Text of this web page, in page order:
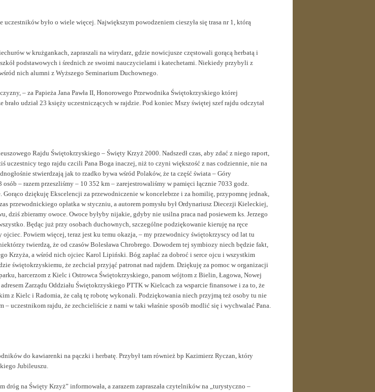
było o wiele więcej. Największym powodzeniem cieszyła się trasa nr 1, którą
w krużgankach, zapraszali na wirydarz, gdzie nowicjusze częstowali gorącą herbatą i
podstawowych i średnich ze swoimi nauczycielami i katechetami. Niekiedy przybyli z
nich alumni z Wyższego Seminarium Duchownego.
– za Papieża Jana Pawła II, Honorowego Przewodnika Świętokrzyskiego której
udział 23 księży uczestniczących w rajdzie. Pod koniec Mszy świętej szef rajdu odczytał
Rajdu Świętokrzyskiego – Święty Krzyż 2000. Nadszedł czas, aby zdać z niego raport,
tego rajdu czcili Pana Boga inaczej, niż to czyni większość z nas codziennie, nie na
stwierdzają jak to rzadko bywa wśród Polaków, że ta część świata – Góry
– razem przeszliśmy – 10 352 km – zarejestrowaliśmy w pamięci łącznie 7033 godz.
Gorąco dziękuję Ekscelencji za przewodniczenie w koncelebrze i za homilię, przypomnę jednak,
przewodnickiego opłatka w styczniu, a autorem pomysłu był Ordynariusz Diecezji Kieleckiej,
dziś zbieramy owoce. Owoce byłyby nijakie, gdyby nie usilna praca nad posiewem ks. Jerzego
Będąc już przy osobach duchownych, szczególne podziękowanie kieruję na ręce
Powiem więcej, teraz jest ku temu okazja, – my przewodnicy świętokrzyscy od lat tu
twierdzą, że od czasów Bolesława Chrobrego. Dowodem tej symbiozy niech będzie fakt,
Krzyża, a wśród nich ojciec Karol Lipiński. Bóg zapłać za dobroć i serce ojcu i wszystkim
świętokrzyskiemu, że zechciał przyjąć patronat nad rajdem. Dziękuję za pomoc w organizacji
harcerzom z Kielc i Ostrowca Świętokrzyskiego, panom wójtom z Bielin, Łagowa, Nowej
Zarządu Oddziału Świętokrzyskiego PTTK w Kielcach za wsparcie finansowe i za to, że
z Kielc i Radomia, że całą tę robotę wykonali. Podziękowania niech przyjmą też osoby tu nie
uczestnikom rajdu, że zechcieliście z nami w taki właśnie sposób modlić się i wychwalać Pana.
do kawiarenki na pączki i herbatę. Przybył tam również bp Kazimierz Ryczan, który
Jubileuszu.
dróg na Święty Krzyż” informowała, a zarazem zapraszała czytelników na „turystyczno –